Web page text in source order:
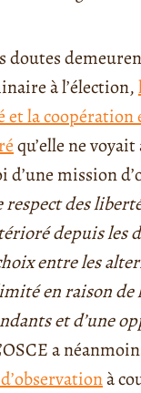
doutes
à l’élection,
et la coopération
qu’elle ne
d’une mission
respect des
depuis les
entre les
en raison de
et d’une
a
à